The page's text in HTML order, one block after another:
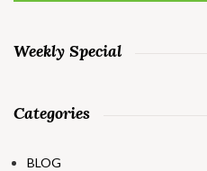
Weekly Special
Categories
BLOG